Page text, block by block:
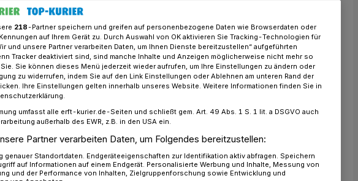
Parade“ in Kapellen: „Lächeln und winken“
in
und
218-Partner speichern und greifen auf personenbezogene Daten wie Browserdaten oder
auf Ihrem Gerät zu. Durch Auswahl von OK aktivieren Sie Tracking-Technologien für
und unsere Partner verarbeiten Daten, um Ihnen Dienste bereitzustellen“ aufgeführten
Tracker deaktiviert sind, sind manche Inhalte und Anzeigen möglicherweise nicht mehr so
Sie können dieses Menü jederzeit wieder aufrufen, um Ihre Einstellungen zu ändern oder
zu widerrufen, indem Sie auf den Link Einstellungen oder Ablehnen am unteren Rand der
Ihre Einstellungen gelten innerhalb unseres Website. Weitere Informationen finden Sie in
umfasst alle erft-kurier.de-Seiten und schließt gem. Art. 49 Abs. 1 S. 1 lit. a DSGVO auch
außerhalb des EWR, z.B. in den USA ein.
Partner verarbeiten Daten, um Folgendes bereitzustellen:
genauer Standortdaten. Endgeräteeigenschaften zur Identifikation aktiv abfragen. Speichern
auf Informationen auf einem Endgerät. Personalisierte Werbung und Inhalte, Messung von
und der Performance von Inhalten, Zielgruppenforschung sowie Entwicklung und